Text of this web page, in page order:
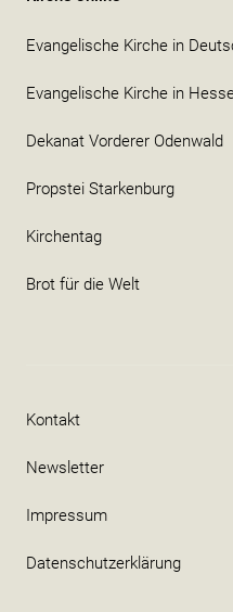
Evangelische Kirche in
Evangelische Kirche in
Dekanat Vorderer Odenwald
Propstei Starkenburg
Kirchentag
Brot für die Welt
Kontakt
Newsletter
Impressum
Datenschutzerklärung